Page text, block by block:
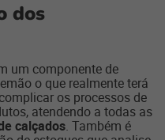
dos
um componente de
o que realmente terá
os processos de
atendendo a todas as
calçados. Também é